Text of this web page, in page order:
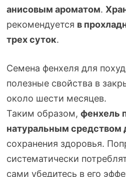
анисовым ароматом.
рекомендуется в
трех суток.
Семена фенхеля для
полезные свойства в
около шести месяцев.
Таким образом, фенхель
натуральным средством
сохранения здоровья.
систематически
сами убедитесь в его